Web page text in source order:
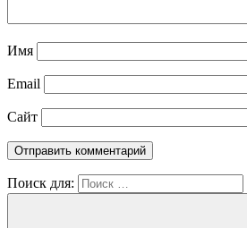
Имя
Email
Сайт
Поиск для: